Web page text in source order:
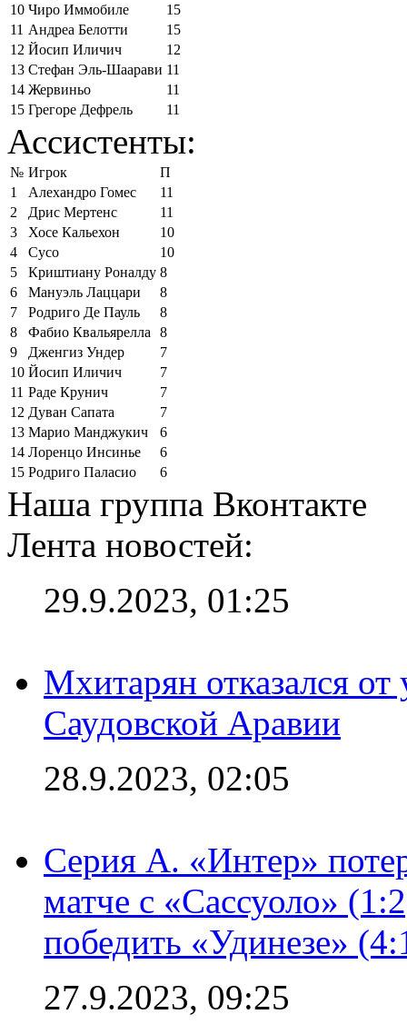
10 Чиро Иммобиле
15
11 Андреа Белотти
15
12 Йосип Иличич
12
13 Стефан Эль-Шаарави 11
14 Жервиньо
11
15 Грегоре Дефрель 11
Ассистенты:
№ Игрок
П
1
Алехандро Гомес
11
2
Дрис Мертенс
11
3
Хосе Кальехон
10
4
Сусо
10
5
Криштиану Роналду 8
6
Мануэль Лаццари
8
7
Родриго Де Пауль
8
8
Фабио Квальярелла
8
9
Дженгиз Ундер
7
10 Йосип Иличич
7
11 Раде Крунич
7
12 Дуван Сапата
7
13 Марио Манджукич
6
14 Лоренцо Инсинье
6
15 Родриго Паласио 6
Наша группа Вконтакте
Лента новостей:
29.9.2023, 01:25
Мхитарян отказался от
Саудовской Аравии
28.9.2023, 02:05
Серия А. «Интер»
матче с «Сассуоло»
победить «Удинезе»
27.9.2023, 09:25